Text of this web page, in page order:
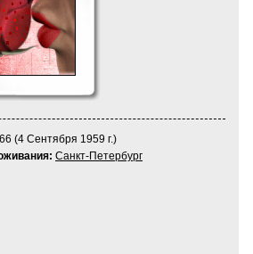
66 (4 Сентября 1959 г.)
Санкт-Петербург